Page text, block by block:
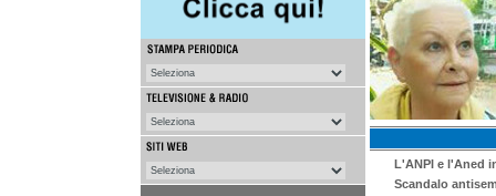
L'ANPI e l'Aned
Scandalo